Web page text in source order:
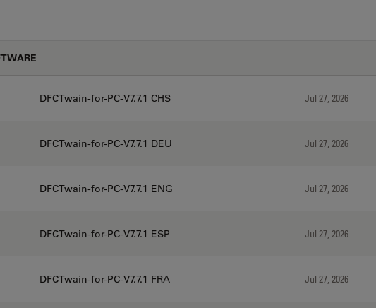
DFCTwain-for-PC-V7.7.1 CHS Jul 27, 2026
DFCTwain-for-PC-V7.7.1 DEU Jul 27, 2026
DFCTwain-for-PC-V7.7.1 ENG Jul 27, 2026
DFCTwain-for-PC-V7.7.1 ESP Jul 27, 2026
DFCTwain-for-PC-V7.7.1 FRA Jul 27, 2026